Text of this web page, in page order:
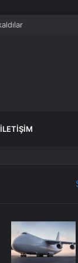
İLETIŞIM